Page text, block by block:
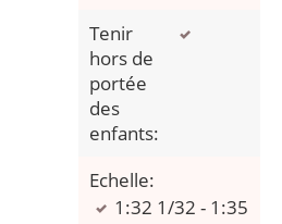
Tenir
hors de
portée
des
enfants:
Echelle:
1:32 1/32 - 1:35